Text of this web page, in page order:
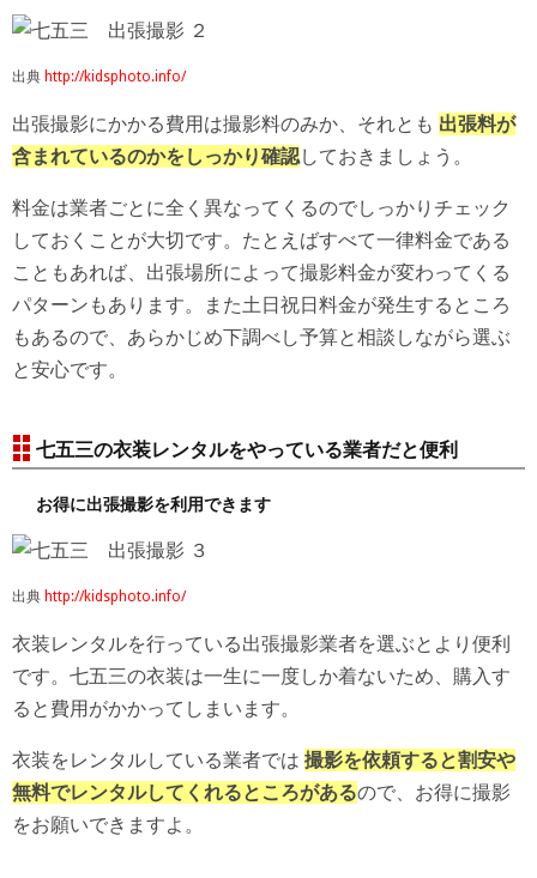
出典 http://kidsphoto.info/
出張撮影にかかる費用は撮影料のみか、それとも 出張料が
含まれているのかをしっかり確認しておきましょう。
料金は業者ごとに全く異なってくるのでしっかりチェック
しておくことが大切です。たとえばすべて一律料金である
こともあれば、出張場所によって撮影料金が変わってくる
パターンもあります。また土日祝日料金が発生するところ
もあるので、あらかじめ下調べし予算と相談しながら選ぶ
と安心です。
七五三の衣装レンタルをやっている業者だと便利
お得に出張撮影を利用できます
出典 http://kidsphoto.info/
衣装レンタルを行っている出張撮影業者を選ぶとより便利
です。七五三の衣装は一生に一度しか着ないため、購入す
ると費用がかかってしまいます。
衣装をレンタルしている業者では 撮影を依頼すると割安や
無料でレンタルしてくれるところがあるので、お得に撮影
をお願いできますよ。